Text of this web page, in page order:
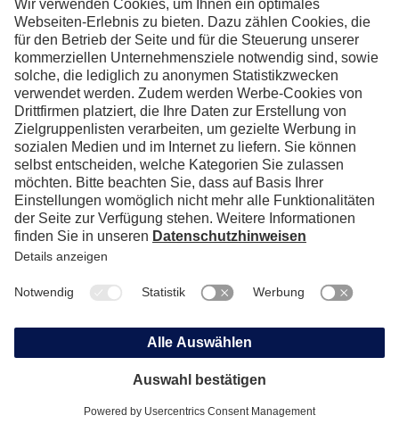
Samira Koch
Sales- & Product Manager Human
Factors Academy